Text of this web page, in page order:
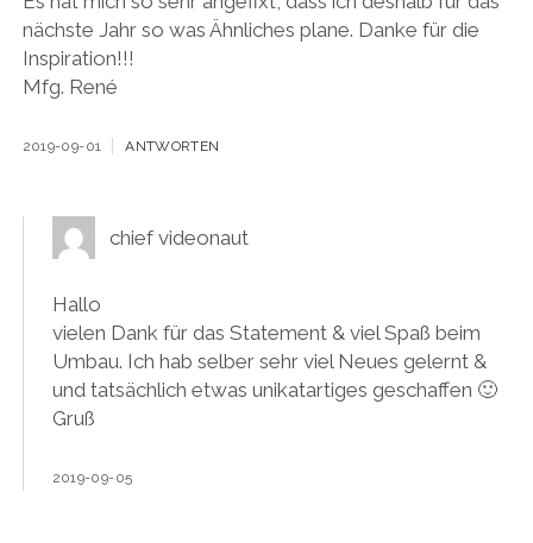
nächste Jahr so was Ähnliches plane. Danke für die
Inspiration!!!
Mfg. René
2019-09-01 ANTWORTEN
chief videonaut
Hallo
vielen Dank für das Statement & viel Spaß beim
Umbau. Ich hab selber sehr viel Neues gelernt &
und tatsächlich etwas unikatartiges geschaffen 🙂
Gruß
2019-09-05